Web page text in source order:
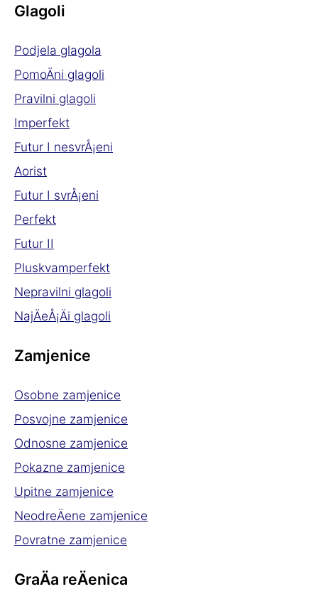
Glagoli
Podjela glagola
PomoÄni glagoli
Pravilni glagoli
Imperfekt
Futur I nesvrÅ¡eni
Aorist
Futur I svrÅ¡eni
Perfekt
Futur II
Pluskvamperfekt
Nepravilni glagoli
NajÄeÅ¡Äi glagoli
Zamjenice
Osobne zamjenice
Posvojne zamjenice
Odnosne zamjenice
Pokazne zamjenice
Upitne zamjenice
NeodreÄene zamjenice
Povratne zamjenice
GraÄa reÄenica